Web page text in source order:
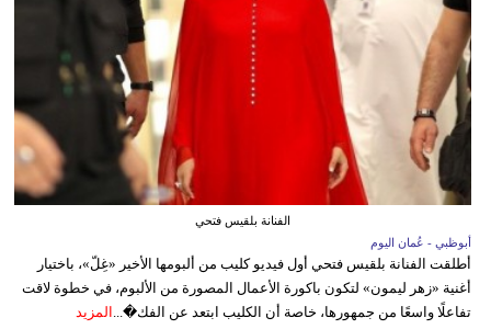
الفنانة بلقيس فتحي
أبوظبي - عُمان اليوم
أطلقت الفنانة بلقيس فتحي أول فيديو كليب من ألبومها الأخير «غِلّ»، باختيار
أغنية «زهر ليمون» لتكون باكورة الأعمال المصورة من الألبوم، في خطوة لاقت
تفاعلًا واسعًا من جمهورها، خاصة أن الكليب ابتعد عن الفك�... المزيد